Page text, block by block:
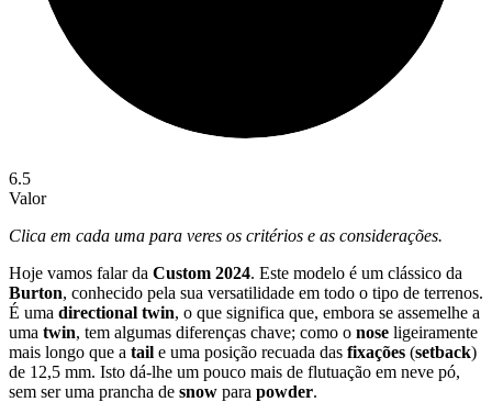
6.5
Valor
Clica em cada uma para veres os critérios e as considerações.
Hoje vamos falarda Custom 2024. Este modelo é um clássico da
Burton, conhecido pela sua versatilidade em todo o tipo de terrenos.
É uma directional twin, o que significa que, embora se assemelhe a
uma twin, tem algumas diferenças chave; como o nose ligeiramente
mais longo que a tail e uma posição recuada das fixações (setback)
de 12,5 mm. Isto dá-lhe um pouco mais de flutuação em neve pó,
sem seruma prancha de snow para powder.